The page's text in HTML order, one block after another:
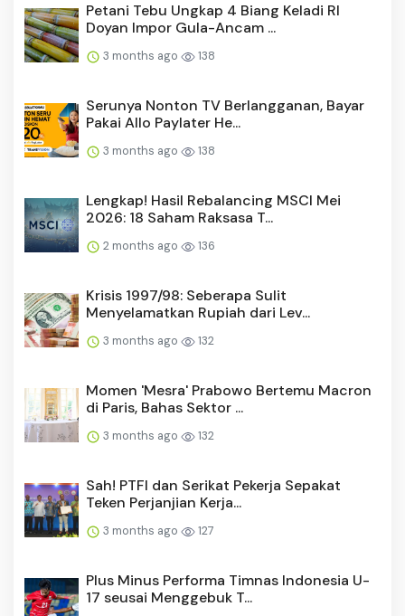
Petani Tebu Ungkap 4 Biang Keladi RI
Doyan Impor Gula-Ancam ...
3 months ago 138
Serunya Nonton TV Berlangganan, Bayar
Pakai Allo Paylater He...
3 months ago 138
Lengkap! Hasil Rebalancing MSCI Mei
2026: 18 Saham Raksasa T...
2 months ago 136
Krisis 1997/98: Seberapa Sulit
Menyelamatkan Rupiah dari Lev...
3 months ago 132
Momen 'Mesra' Prabowo Bertemu Macron
di Paris, Bahas Sektor ...
3 months ago 132
Sah! PTFI dan Serikat Pekerja Sepakat
Teken Perjanjian Kerja...
3 months ago 127
Plus Minus Performa Timnas Indonesia U-
17 seusai Menggebuk T...